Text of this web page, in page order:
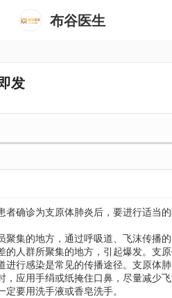
布谷医生
发
确诊为支原体肺炎后，要进行适当
集的地方，通过呼吸道、飞沫传播
人群所聚集的地方，引起爆发。支
行感染是常见的传播途径。支原体
应用手绢或纸掩住口鼻，尽量减少
要用洗手液或香皂洗手。